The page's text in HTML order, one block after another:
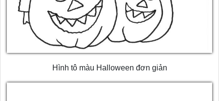
Hình tô màu Halloween đơn giản